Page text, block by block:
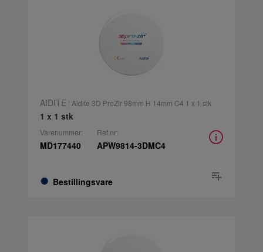
AIDITE | Aidite 3D ProZir 98mm H 14mm C4 1 x 1 stk
1 x 1 stk
Varenummer:
MD177440
Bestillingsvare
Ref.nr:
APW9814-3DMC4